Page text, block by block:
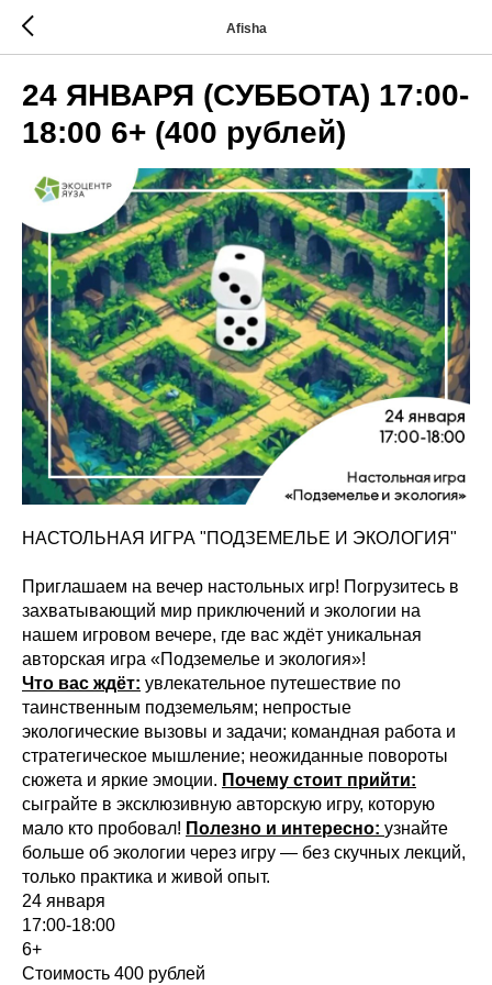
Afisha
24 ЯНВАРЯ (СУББОТА) 17:00-
18:00 6+ (400 рублей)
НАСТОЛЬНАЯ ИГРА "ПОДЗЕМЕЛЬЕ И ЭКОЛОГИЯ"
Приглашаем на вечер настольных игр! Погрузитесь в
захватывающий мир приключений и экологии на
нашем игровом вечере, где вас ждёт уникальная
авторская игра «Подземелье и экология»!
Что вас ждёт: увлекательное путешествие по
таинственным подземельям; непростые
экологические вызовы и задачи; командная работа и
стратегическое мышление; неожиданные повороты
сюжета и яркие эмоции. Почему стоит прийти:
сыграйте в эксклюзивную авторскую игру, которую
мало кто пробовал! Полезно и интересно: узнайте
больше об экологии через игру — без скучных лекций,
только практика и живой опыт.
24 января
17:00-18:00
6+
Стоимость 400 рублей